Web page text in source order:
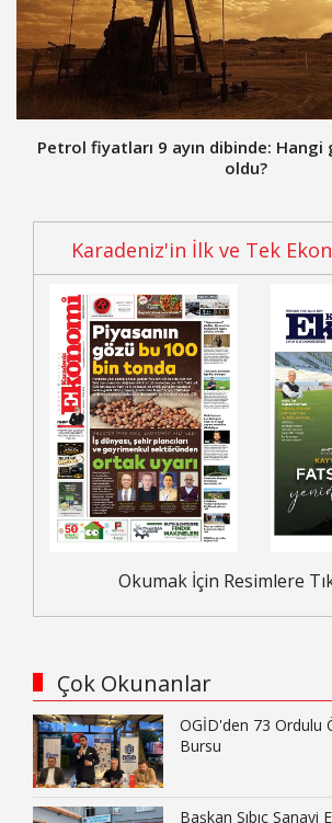
Petrol fiyatları 9 ayın dibinde:
oldu?
Karadeniz'in İlk ve Tek
Okumak İçin Resimlere
Çok Okunanlar
OGİD'den 73 Ordulu
Bursu
Başkan Sıbıç Sanayi